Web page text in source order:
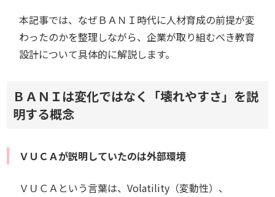
本記事では、なぜＢＡＮＩ時代に人材育成の前提が変
わったのかを整理しながら、企業が取り組むべき教育
設計について具体的に解説します。
ＢＡＮＩは変化ではなく「壊れやすさ」を説
明する概念
ＶＵＣＡが説明していたのは外部環境
ＶＵＣＡという言葉は、Volatility（変動性）、